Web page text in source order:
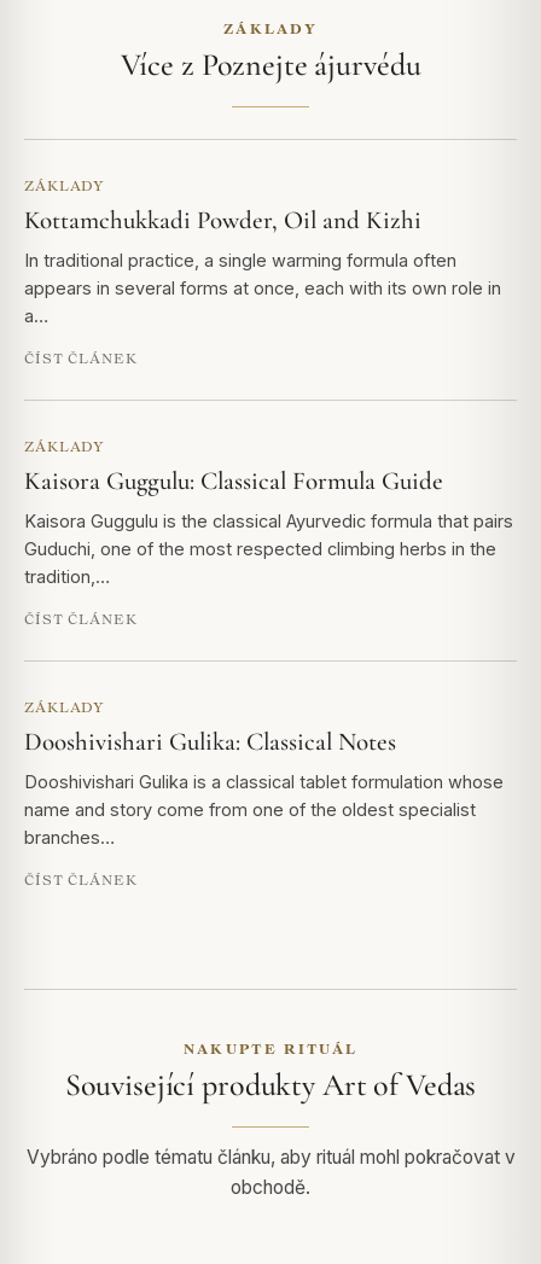
ZÁKLADY
Více z Poznejte ájurvédu
ZÁKLADY
Kottamchukkadi Powder, Oil and Kizhi
In traditional practice, a single warming formula often
appears in several forms at once, each with its own role in
a…
ČÍST ČLÁNEK
ZÁKLADY
Kaisora Guggulu: Classical Formula Guide
Kaisora Guggulu is the classical Ayurvedic formula that pairs
Guduchi, one of the most respected climbing herbs in the
tradition,…
ČÍST ČLÁNEK
ZÁKLADY
Dooshivishari Gulika: Classical Notes
Dooshivishari Gulika is a classical tablet formulation whose
name and story come from one of the oldest specialist
branches…
ČÍST ČLÁNEK
NAKUPTE RITUÁL
Související produkty Art of Vedas
Vybráno podle tématu článku, aby rituál mohl pokračovat v
obchodě.